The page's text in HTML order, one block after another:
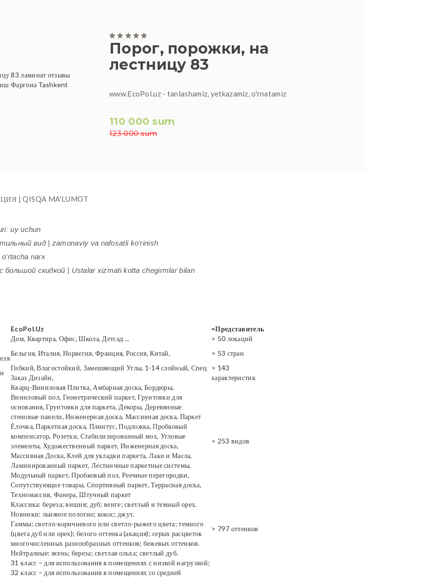
Порог, порожки, на
лестницу 83
www.EcoPol.uz - tanlashamiz, yetkazamiz, o'rnatamiz
110 000 sum
123 000 sum
| QISQA MA'LUMOT
uy uchun
вид | zamonaviy va nafosatli ko'rinish
narx
большой скидкой | Ustalar xizmati kotta chegirmlar bilan
EcoPol.Uz
=Представитель
Дом, Квартира, Офис, Школа, Детсад ...
> 50 локаций
Бельгия, Италия, Норвегия, Франция, Россия, Китай, > 53 стран
Гибкий, Влагостойкий, Замешяющий Углы, 1-14 слойный, Спец
Заказ Дизайн,
> 143
характеристик
Кварц-Виниловая Плитка, Амбарная доска, Бордюры,
Виниловый пол, Геометрический паркет, Грунтовки для
основания, Грунтовки для паркета, Декоры, Деревянные
стеновые панели, Инженерная доска, Массивная доска, Паркет
Ёлочка, Паркетная доска, Плинтус, Подложка, Пробковый
компенсатор, Розетки, Стабилизированный мох, Угловые
элементы, Художественный паркет, Инженерная доска,
Массивная Доска, Клей для укладки паркета, Лаки и Масла,
Ламинированный паркет, Лестничные паркетные системы,
Модульный паркет, Пробковый пол, Реечные перегородки,
Сопутствующие товары, Спортивный паркет, Террасная доска,
Техномассив, Фанера, Штучный паркет
> 253 видов
Классика: береза; вишня; дуб; венге; светлый и темный орех.
Новинки: льняное полотно; кокос; джут.
Гаммы: светло-коричневого или светло-рыжего цвета; темного
(цвета дуб или орех); белого оттенка (акация); серых расцветок
многочисленных разнообразных оттенков; бежевых оттенков.
Нейтралные: ясень; береза; светлая ольха; светлый дуб.
> 797 оттенков
31 класс – для использования в помещениях с низкой нагрузкой;
32 класс – для использования в помещениях со средней